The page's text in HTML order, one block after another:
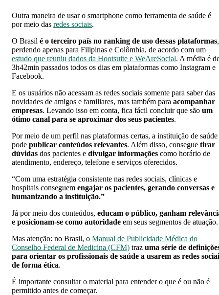
Outra maneira de usar o smartphone como ferramenta de saúde é
por meio das redes sociais.
O Brasil é o terceiro país no ranking de uso dessas plataformas,
perdendo apenas para Filipinas e Colômbia, de acordo com um
estudo que reuniu dados da Hootsuite e WeAreSocial. A média é
3h42min passados todos os dias em plataformas como Instagram e
Facebook.
E os usuários não acessam as redes sociais somente para saber das
novidades de amigos e familiares, mas também para acompanhar
empresas. Levando isso em conta, fica fácil concluir que são um
ótimo canal para se aproximar dos seus pacientes.
Por meio de um perfil nas plataformas certas, a instituição de saúde
pode publicar conteúdos relevantes. Além disso, consegue tirar
dúvidas dos pacientes e divulgar informações como horário de
atendimento, endereço, telefone e serviços oferecidos.
“Com uma estratégia consistente nas redes sociais, clínicas e
hospitais conseguem engajar os pacientes, gerando conversas e
humanizando a instituição.”
Já por meio dos conteúdos, educam o público, ganham
e posicionam-se como autoridade em seus segmentos de
Mas atenção: no Brasil, o Manual de Publicidade Médica do
Conselho Federal de Medicina (CFM) traz uma série de
para orientar os profissionais de saúde a usarem as redes
de forma ética.
É importante consultar o material para entender o que é ou não é
permitido antes de começar.